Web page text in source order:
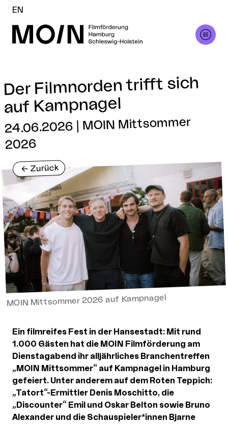
EN
Der Filmnorden trifft sich
auf Kampnagel
24.06.2026 | MOIN Mittsommer
2026
MOIN Mittsommer 2026 auf Kampnagel
<- Zurück
Ein filmreifes Fest in der Hansestadt: Mit rund
1.000 Gästen hat die MOIN Filmförderung am
Dienstagabend ihr alljährliches Branchentreffen
„MOIN Mittsommer“ auf Kampnagel in Hamburg
gefeiert. Unter anderem auf dem Roten Teppich:
„Tatort“-Ermittler Denis Moschitto, die
„Discounter“ Emil und Oskar Belton sowie Bruno
Alexander und die Schauspieler*innen Bjarne